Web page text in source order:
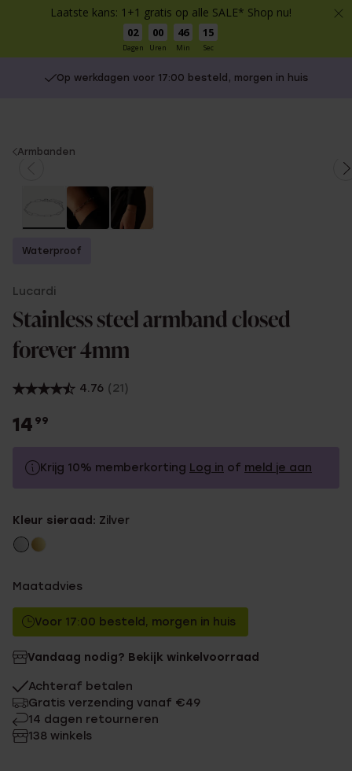
Laatste kans: 1+1 gratis op alle SALE* Shop nu!
02
Dagen
00
Uren
46
Min
15
Sec
Op werkdagen voor 17:00 besteld, morgen in huis
You
Armbanden
Waterproof
Lucardi
Stainless steel armband closed
forever 4mm
4.76 (21)
14 99
Krijg 10% memberkorting Log in of meld je aan
Zonder memberkorting
Kleur sieraad: Zilver
Maatadvies
Voor 17:00 besteld, morgen in huis
Vandaag nodig? Bekijk winkelvoorraad
Achteraf betalen
Gratis verzending vanaf €49
14 dagen retourneren
138 winkels